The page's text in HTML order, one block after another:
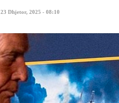
23 Dhjetor, 2025 - 08:10